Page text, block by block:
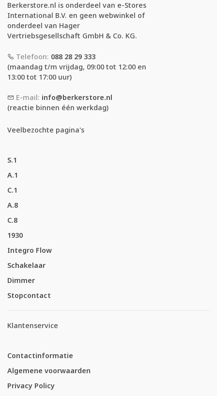
Berkerstore.nl is onderdeel van e-Stores
International B.V. en geen webwinkel of
onderdeel van Hager
Vertriebsgesellschaft GmbH & Co. KG.
Telefoon: 088 28 29 333
(maandag t/m vrijdag, 09:00 tot 12:00 en
13:00 tot 17:00 uur)
E-mail: info@berkerstore.nl
(reactie binnen één werkdag)
Veelbezochte pagina's
S.1
A.1
C.1
A.8
C.8
1930
Integro Flow
Schakelaar
Dimmer
Stopcontact
Klantenservice
Contactinformatie
Algemene voorwaarden
Privacy Policy